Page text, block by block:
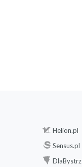
Helion.pl
Sensus.pl